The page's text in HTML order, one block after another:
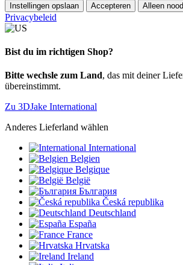
Instellingen opslaan Accepteren Alleen
Privacybeleid
Bist du im richtigen Shop?
Bitte wechsle zum Land, das mit deiner
übereinstimmt.
Zu 3DJake International
Anderes Lieferland wählen
International
Belgien
Belgique
België
България
Česká republika
Deutschland
España
France
Hrvatska
Ireland